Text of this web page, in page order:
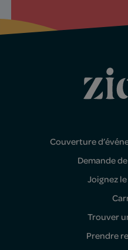
Couverture
Demande
Joignez
Trouver
Prendre